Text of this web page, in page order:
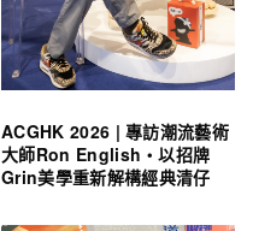
ACGHK 2026 | 專訪潮流藝術
大師Ron English・以招牌
Grin美學重新解構經典清仔